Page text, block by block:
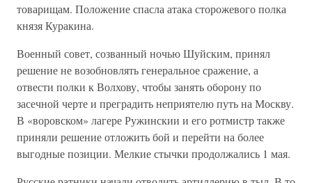
товарищам. Положение спасла атака сторожевого полка
князя Куракина.
Военный совет, созванный ночью Шуйским, принял
решение не возобновлять генеральное сражение, а
отвести полки к Волхову, чтобы занять оборону по
засечной черте и преградить неприятелю путь на Москву.
В «воровском» лагере Ружинскии и его ротмистр также
приняли решение отложить бой и перейти на более
выгодные позиции. Мелкие стычки продолжались 1 мая.